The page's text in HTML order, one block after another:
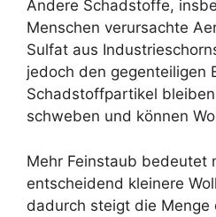
Andere Schadstoffe,
Menschen verursachte
Sulfat aus
jedoch den gegenteiligen
Schadstoffpartikel
schweben und können
Mehr Feinstaub bedeutet
entscheidend kleinere
dadurch steigt die Menge